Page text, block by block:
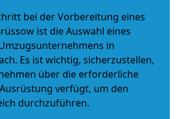
bei der Vorbereitung eines
ist die Auswahl eines
in
Es ist wichtig, sicherzustellen,
über die erforderliche
verfügt, um den
durchzuführen.